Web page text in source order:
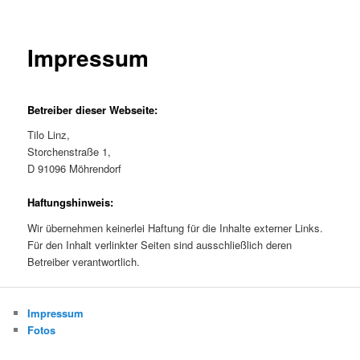
Impressum
Betreiber dieser Webseite:
Tilo Linz,
Storchenstraße 1,
D 91096 Möhrendorf
Haftungshinweis:
Wir übernehmen keinerlei Haftung für die Inhalte externer Links.
Für den Inhalt verlinkter Seiten sind ausschließlich deren
Betreiber verantwortlich.
Impressum
Fotos